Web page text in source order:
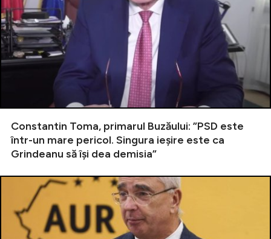
Constantin Toma, primarul Buzăului: ”PSD este
într-un mare pericol. Singura ieșire este ca
Grindeanu să își dea demisia”